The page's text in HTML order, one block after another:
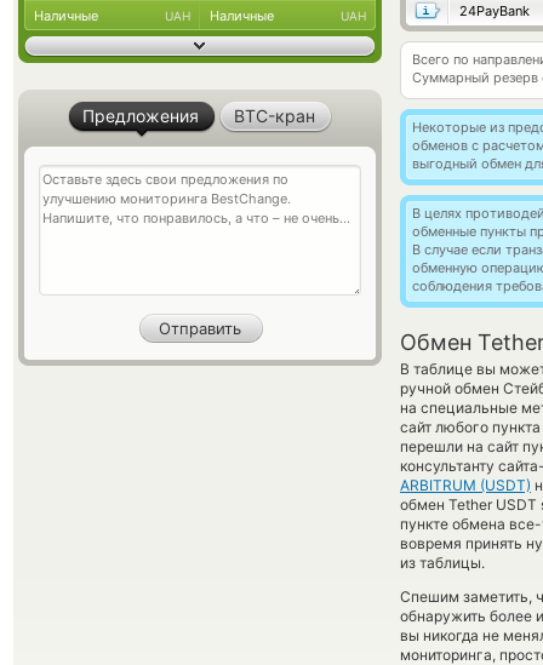
24PayBank
Всего по
Суммарный резерв
Некоторые из
обменов с
выгодный обмен
В целях
обменные пункты
В случае если
обменную
соблюдения
Обмен Tether
В таблице вы
ручной обмен
на специальные
сайт любого
перешли на сайт
консультанту
ARBITRUM (USDT)
обмен Tether USDT
пункте обмена
вовремя принять
из таблицы.
Спешим заметить,
обнаружить более
вы никогда не
мониторинга,
Наличные UAH Наличные UAH
Предложения BTC-кран